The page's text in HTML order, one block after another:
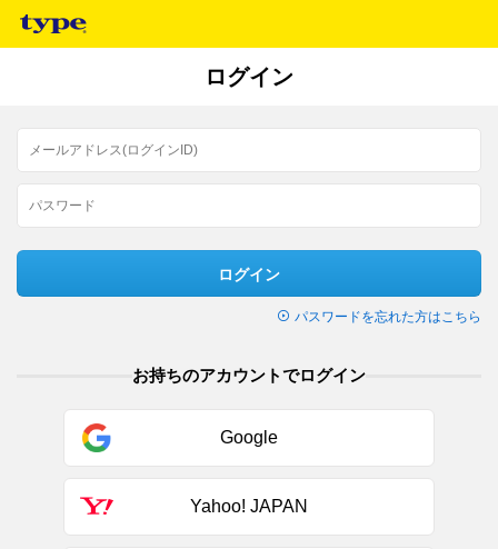
ログイン
ログイン
パスワードを忘れた方はこちら
お持ちのアカウントでログイン
Google
Yahoo! JAPAN